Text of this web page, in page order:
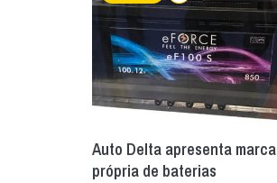
Auto Delta apresenta marca
própria de baterias